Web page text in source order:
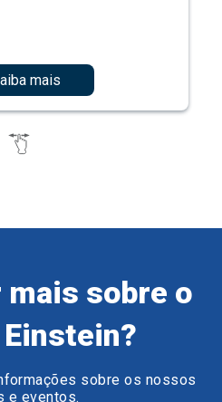
mais
mais sobre o
sobre os nossos
e eventos.